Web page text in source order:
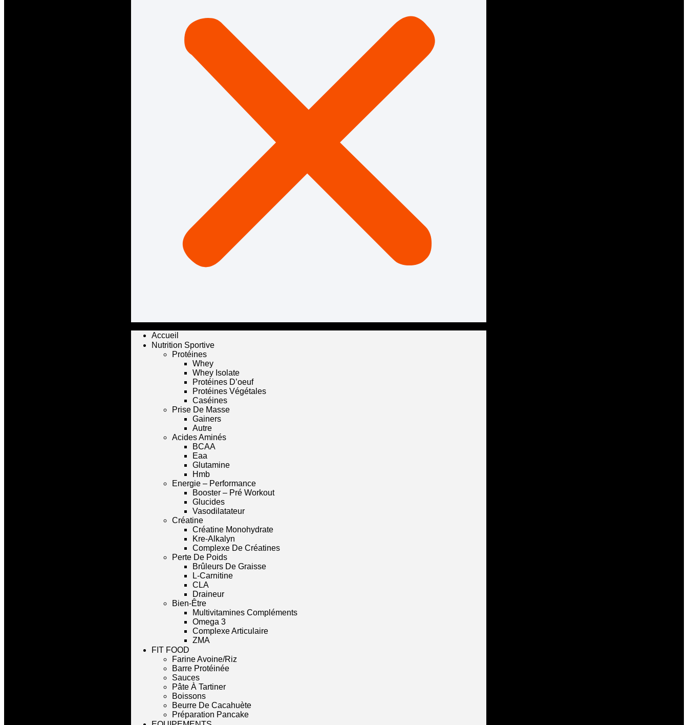
Accueil
Nutrition Sportive
Protéines
Whey
Whey Isolate
Protéines D’oeuf
Protéines Végétales
Caséines
Prise De Masse
Gainers
Autre
Acides Aminés
BCAA
Eaa
Glutamine
Hmb
Energie – Performance
Booster – Pré Workout
Glucides
Vasodilatateur
Créatine
Créatine Monohydrate
Kre-Alkalyn
Complexe De Créatines
Perte De Poids
Brûleurs De Graisse
L-Carnitine
CLA
Draineur
Bien-Être
Multivitamines Compléments
Omega 3
Complexe Articulaire
ZMA
FIT FOOD
Farine Avoine/Riz
Barre Protéinée
Sauces
Pâte À Tartiner
Boissons
Beurre De Cacahuète
Préparation Pancake